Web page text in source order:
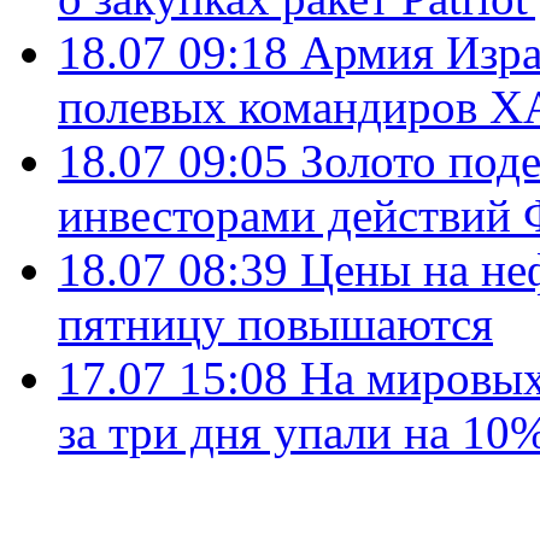
18.07 09:18 Армия
полевых командиров
18.07 09:05 Золото
инвесторами
18.07 08:39 Цены на
пятницу повышаются
17.07 15:08 На
за три дня упали на